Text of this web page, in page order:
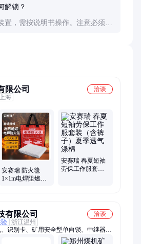
解锁？
置，需按说明书操作。注意必须先
限公司
洽谈
上海
安赛瑞 防火毯
1×1m电焊阻燃毯
安赛瑞 春夏短袖
劳保工作服套装
有限公司
洽谈
浙江温州
识别卡、矿用安全型单向锁、中继器、
、传感器、手持机、对讲机、接线盒、